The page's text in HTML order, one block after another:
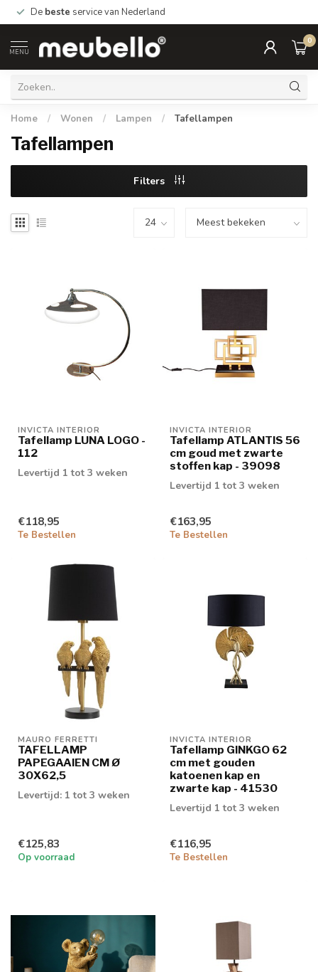
De beste service van Nederland
MENU
0
Home / Wonen / Lampen / Tafellampen
Tafellampen
Filters
INVICTA INTERIOR
Tafellamp LUNA LOGO -
112
Levertijd 1 tot 3 weken
€118,95
Te Bestellen
INVICTA INTERIOR
Tafellamp ATLANTIS 56
cm goud met zwarte
stoffen kap - 39098
Levertijd 1 tot 3 weken
€163,95
Te Bestellen
MAURO FERRETTI
TAFELLAMP
PAPEGAAIEN CM Ø
30X62,5
Levertijd: 1 tot 3 weken
€125,83
Op voorraad
INVICTA INTERIOR
Tafellamp GINKGO 62
cm met gouden
katoenen kap en
zwarte kap - 41530
Levertijd 1 tot 3 weken
€116,95
Te Bestellen